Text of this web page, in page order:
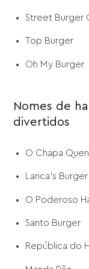
Street Burger
Top Burger
Oh My Burger
Nomes de
divertidos
O Chapa
Larica's Burger
O Poderoso
Santo Burger
República do